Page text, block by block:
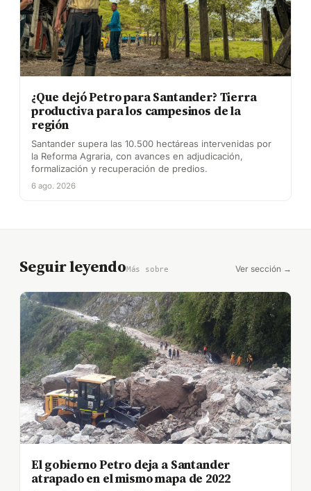
¿Que dejó Petro para Santander? Tierra
productiva para los campesinos de la
región
Santander supera las 10.500 hectáreas intervenidas por
la Reforma Agraria, con avances en adjudicación,
formalización y recuperación de predios.
6 ago. 2026
Seguir leyendoMás sobre Ver sección →
El gobierno Petro deja a Santander
atrapado en el mismo mapa de 2022